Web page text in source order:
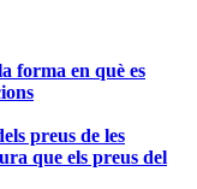
forma en què es
preus de les
que els preus del